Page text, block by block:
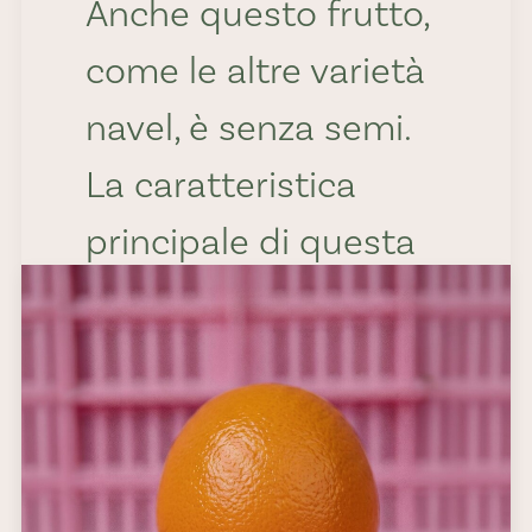
Anche questo frutto,
come le altre varietà
navel, è senza semi.
La caratteristica
principale di questa
varietà è la capacità
qualità eccellente
fino all’estate